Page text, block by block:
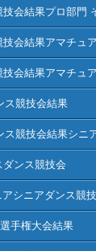
会結果プロ部門
会結果アマチュ
会結果アマチュ
ス競技会結果
ス競技会結果シニ
ンス競技会
シニアダンス競
手権大会結果